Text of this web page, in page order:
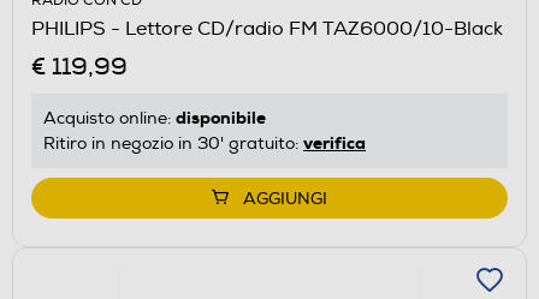
PHILIPS - Lettore CD/radio FM TAZ6000/10-Black
€ 119,99
Acquisto online: disponibile
Ritiro in negozio in 30' gratuito: verifica
AGGIUNGI